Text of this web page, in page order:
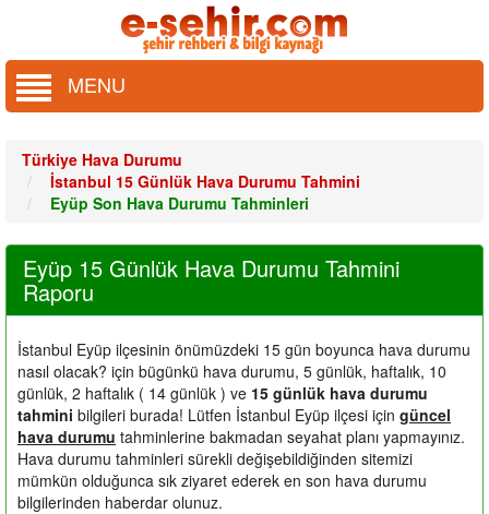
MENU
Türkiye Hava Durumu
İstanbul 15 Günlük Hava Durumu Tahmini
Eyüp Son Hava Durumu Tahminleri
Eyüp 15 Günlük Hava Durumu Tahmini
Raporu
İstanbul Eyüp ilçesinin önümüzdeki 15 gün boyunca hava durumu
nasıl olacak? için bügünkü hava durumu, 5 günlük, haftalık, 10
günlük, 2 haftalık ( 14 günlük ) ve 15 günlük hava durumu
tahmini bilgileri burada! Lütfen İstanbul Eyüp ilçesi için güncel
hava durumu tahminlerine bakmadan seyahat planı yapmayınız.
Hava durumu tahminleri sürekli değişebildiğinden sitemizi
mümkün olduğunca sık ziyaret ederek en son hava durumu
bilgilerinden haberdar olunuz.